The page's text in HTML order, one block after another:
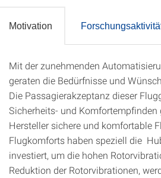
Motivation
Motivation
Mit der zunehmenden
geraten die Bedürfnisse und
Die Passagierakzeptanz dieser
Sicherheits- und
Hersteller sichere und komfortable
Flugkomforts haben speziell die
investiert, um die hohen
Reduktion der Rotorvibrationen,